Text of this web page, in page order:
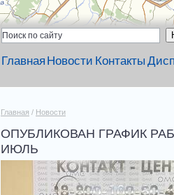
Главная Новости Контакты
Главная / Новости
ОПУБЛИКОВАН ГРАФИК
ИЮЛЬ